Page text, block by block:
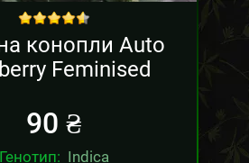
конопли Auto
Feminised
90 ₴
Генотип: Indica